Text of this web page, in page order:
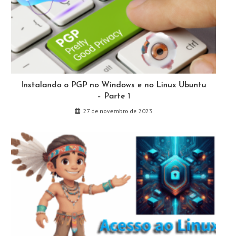
Instalando o PGP no Windows e no Linux Ubuntu
– Parte 1
27 de novembro de 2023